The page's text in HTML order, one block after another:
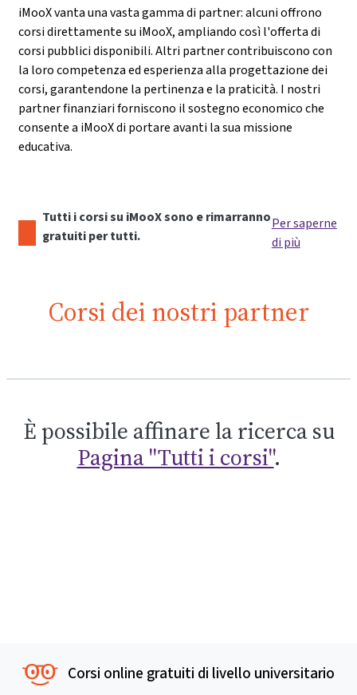
iMooX vanta una vasta gamma di partner: alcuni offrono
corsi direttamente su iMooX, ampliando così l'offerta di
corsi pubblici disponibili. Altri partner contribuiscono con
la loro competenza ed esperienza alla progettazione dei
corsi, garantendone la pertinenza e la praticità. I nostri
partner finanziari forniscono il sostegno economico che
consente a iMooX di portare avanti la sua missione
educativa.
Tutti i corsi su iMooX sono e rimarranno
gratuiti per tutti.
Per saperne
di più
Corsi dei nostri partner
È possibile affinare la ricerca su
Pagina "Tutti i corsi".
Corsi online gratuiti di livello universitario